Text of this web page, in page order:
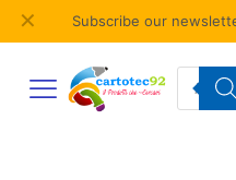
Subscribe our
✕
search